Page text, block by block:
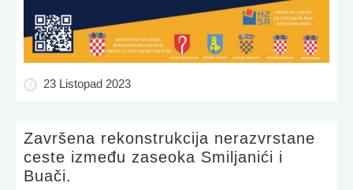
23 Listopad 2023
Završena rekonstrukcija nerazvrstane
ceste između zaseoka Smiljanići i
Buači.